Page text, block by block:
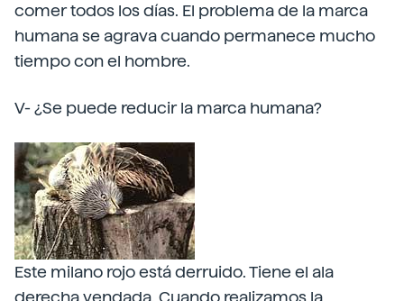
comer todos los días. El problema de la marca
humana se agrava cuando permanece mucho
tiempo con el hombre.
V- ¿Se puede reducir la marca humana?
Este milano rojo está derruido. Tiene el ala
derecha vendada. Cuando realizamos la